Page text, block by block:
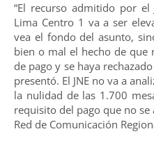
“El recurso admitido por el
Lima Centro 1 va a ser
vea el fondo del asunto,
bien o mal el hecho de que
de pago y se haya
presentó. El JNE no va a
la nulidad de las 1.700
requisito del pago que no se
Red de Comunicación